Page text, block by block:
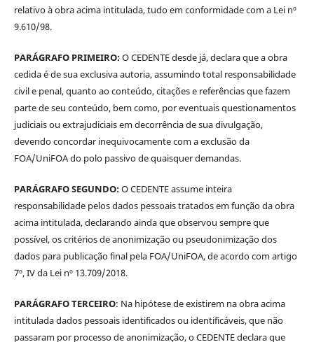
relativo à obra acima intitulada, tudo em conformidade com a Lei nº
9.610/98.
PARÁGRAFO PRIMEIRO:O CEDENTE desde já, declara que a obra
cedida é de sua exclusiva autoria, assumindo total responsabilidade
civil e penal, quanto ao conteúdo, citações e referências que fazem
parte de seu conteúdo, bem como, por eventuais questionamentos
judiciais ou extrajudiciais em decorrência de sua divulgação,
devendo concordar inequivocamente com a exclusão da
FOA/UniFOA do polo passivo de quaisquer demandas.
PARÁGRAFO SEGUNDO:O CEDENTE assume inteira
responsabilidade pelos dados pessoais tratados em função da obra
acima intitulada, declarando ainda que observou sempre que
possível, os critérios de anonimização ou pseudonimização dos
dados para publicação final pela FOA/UniFOA, de acordo com artigo
7º, IV da Lei nº 13.709/2018.
PARÁGRAFO TERCEIRO: Na hipótese de existirem na obra acima
intitulada dados pessoais identificados ou identificáveis, que não
passaram por processo de anonimização, o CEDENTE declara que